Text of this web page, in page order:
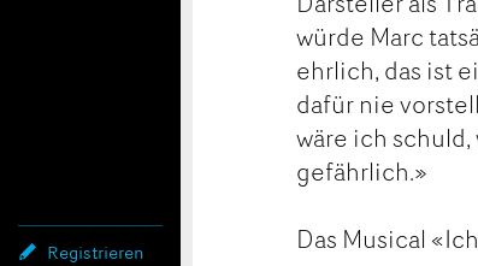
Registrieren
würde Marc
ehrlich, das ist
dafür nie
wäre ich
gefährlich.»
Das Musical